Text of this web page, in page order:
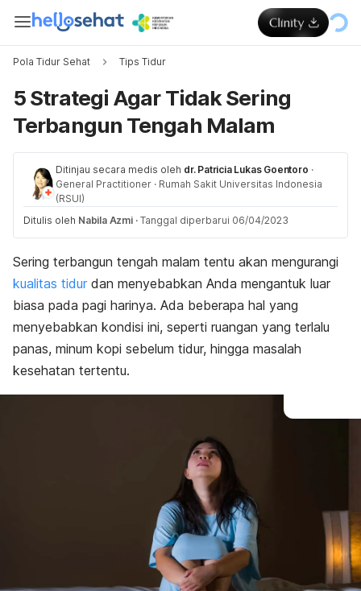
Pola Tidur Sehat Tips Tidur
5 Strategi Agar Tidak Sering
Terbangun Tengah Malam
Ditinjau secara medis oleh dr. Patricia Lukas Goentoro ·
General Practitioner · Rumah Sakit Universitas Indonesia
(RSUI)
Ditulis oleh Nabila Azmi · Tanggal diperbarui 06/04/2023
Sering terbangun tengah malam tentu akan mengurangi
kualitas tidur dan menyebabkan Anda mengantuk luar
biasa pada pagi harinya. Ada beberapa hal yang
menyebabkan kondisi ini, seperti ruangan yang terlalu
panas, minum kopi sebelum tidur, hingga masalah
kesehatan tertentu.